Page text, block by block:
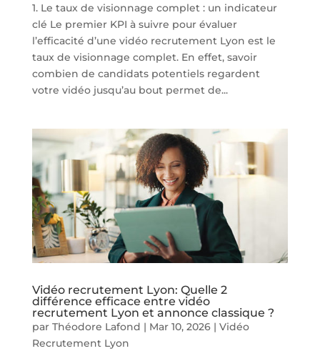
1. Le taux de visionnage complet : un indicateur
clé Le premier KPI à suivre pour évaluer
l’efficacité d’une vidéo recrutement Lyon est le
taux de visionnage complet. En effet, savoir
combien de candidats potentiels regardent
votre vidéo jusqu’au bout permet de...
Vidéo recrutement Lyon: Quelle 2
différence efficace entre vidéo
recrutement Lyon et annonce classique ?
par Théodore Lafond | Mar 10, 2026| Vidéo
Recrutement Lyon